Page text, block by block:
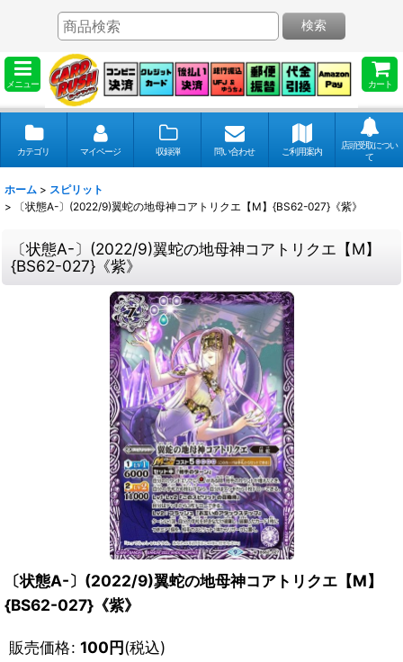
メニュー カート
検索
カテゴリ マイページ 収録弾 問い合わせ ご利用案内
店頭受取につい
て
ホーム > スピリット
>
〔状態A-〕(2022/9)翼蛇の地母神コアトリクエ【M】{BS62-027}《紫》
〔状態A-〕(2022/9)翼蛇の地母神コアトリクエ【M】
{BS62-027}《紫》
〔状態A-〕(2022/9)翼蛇の地母神コアトリクエ【M】
{BS62-027}《紫》
販売価格: 100円(税込)